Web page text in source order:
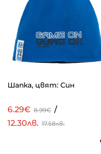
Шапка, цвят: Син
6.29€ 8.99€ /
12.30лв. 17.58лв.